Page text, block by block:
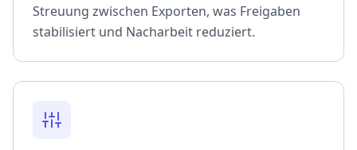
Streuung zwischen Exporten, was Freigaben
stabilisiert und Nacharbeit reduziert.